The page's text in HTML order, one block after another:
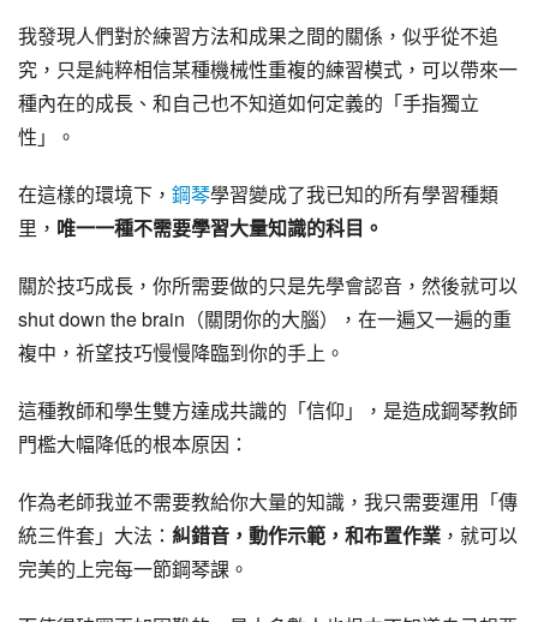
我發現人們對於練習方法和成果之間的關係，似乎從不追
究，只是純粹相信某種機械性重複的練習模式，可以帶來一
種內在的成長、和自己也不知道如何定義的「手指獨立
性」。
在這樣的環境下， 鋼琴學習變成了我已知的所有學習種類
里， 唯一一種不需要學習大量知識的科目。
關於技巧成長，你所需要做的只是先學會認音，然後就可以
shut down the brain（關閉你的大腦），在一遍又一遍的重
複中，祈望技巧慢慢降臨到你的手上。
這種教師和學生雙方達成共識的「信仰」，是造成鋼琴教師
門檻大幅降低的根本原因：
作為老師我並不需要教給你大量的知識，我只需要運用「傳
統三件套」大法： 糾錯音，動作示範，和布置作業 ，就可以
完美的上完每一節鋼琴課。